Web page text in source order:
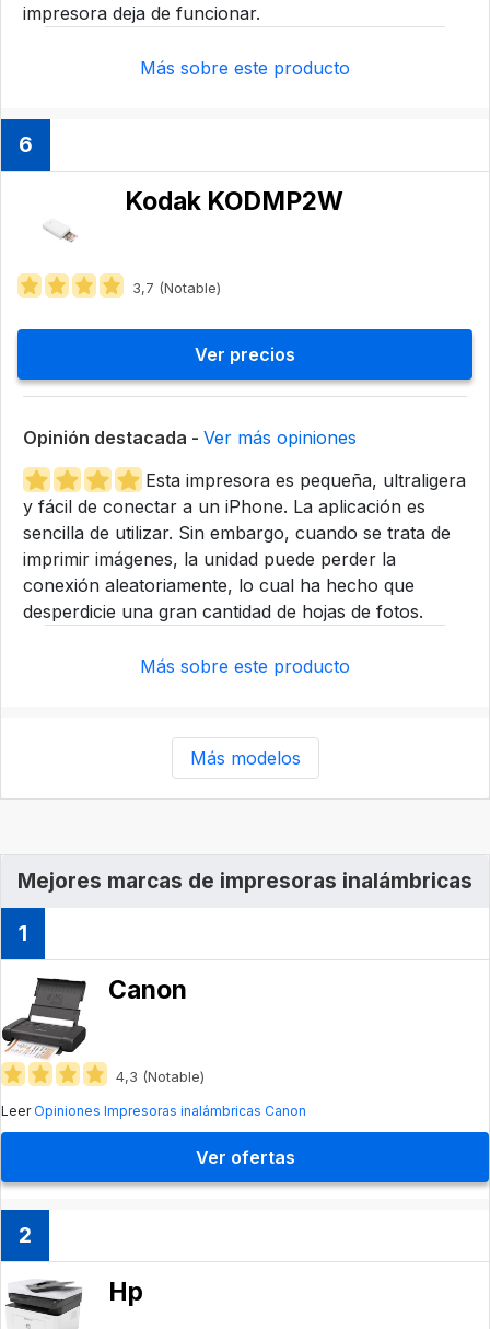
impresora deja de funcionar.
Más sobre este producto
6
Kodak KODMP2W
3,7 (Notable)
Ver precios
Opinión destacada - Ver más opiniones
Esta impresora es pequeña, ultraligera
y fácil de conectar a un iPhone. La aplicación es
sencilla de utilizar. Sin embargo, cuando se trata de
imprimir imágenes, la unidad puede perder la
conexión aleatoriamente, lo cual ha hecho que
desperdicie una gran cantidad de hojas de fotos.
Más sobre este producto
Más modelos
Mejores marcas de impresoras inalámbricas
1
Canon
4,3 (Notable)
LeerOpiniones Impresoras inalámbricas Canon
Ver ofertas
2
Hp